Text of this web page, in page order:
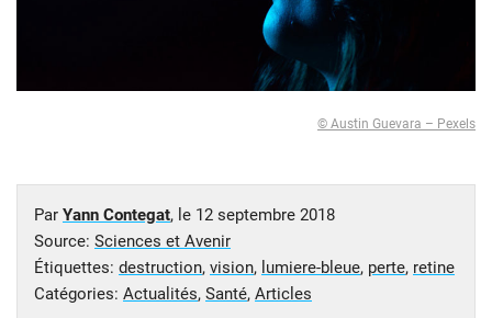
© Austin Guevara – Pexels
Par Yann Contegat, le 12 septembre 2018
Source: Sciences et Avenir
Étiquettes: destruction, vision, lumiere-bleue, perte, retine
Catégories: Actualités, Santé, Articles